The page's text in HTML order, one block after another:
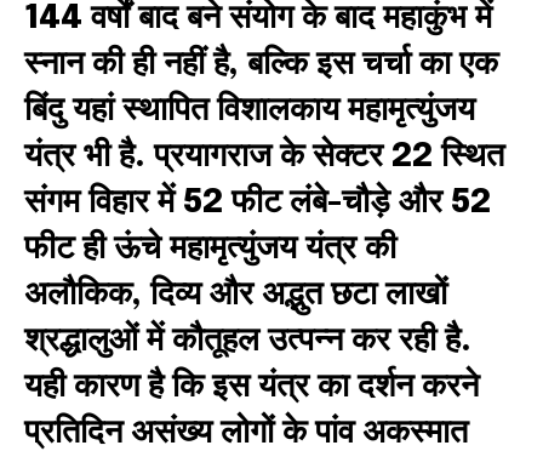
144 वर्षों बाद बने संयोग के बाद महाकुंभ में
स्नान की ही नहीं है, बल्कि इस चर्चा का एक
बिंदु यहां स्थापित विशालकाय महामृत्युंजय
यंत्र भी है. प्रयागराज के सेक्टर 22 स्थित
संगम विहार में 52 फीट लंबे-चौड़े और 52
फीट ही ऊंचे महामृत्युंजय यंत्र की
अलौकिक, दिव्य और अद्भुत छटा लाखों
श्रद्धालुओं में कौतूहल उत्पन्न कर रही है.
यही कारण है कि इस यंत्र का दर्शन करने
प्रतिदिन असंख्य लोगों के पांव अकस्मात